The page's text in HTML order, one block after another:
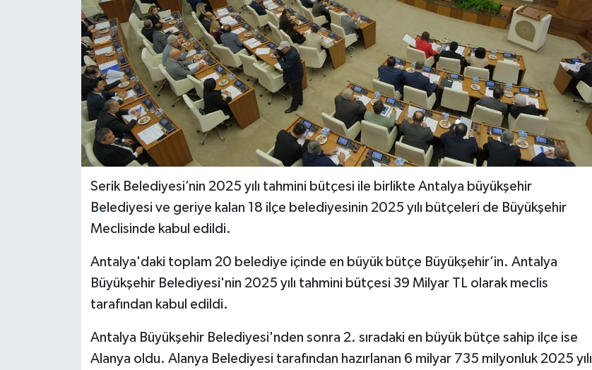
Serik Belediyesi’nin 2025 yılı tahmini bütçesi ile birlikte Antalya büyükşehir
Belediyesi ve geriye kalan 18 ilçe belediyesinin 2025 yılı bütçeleri de Büyükşehir
Meclisinde kabul edildi.
Antalya'daki toplam 20 belediye içinde en büyük bütçe Büyükşehir’in. Antalya
Büyükşehir Belediyesi'nin 2025 yılı tahmini bütçesi 39 Milyar TL olarak meclis
tarafından kabul edildi.
Antalya Büyükşehir Belediyesi'nden sonra 2. sıradaki en büyük bütçe sahip ilçe ise
Alanya oldu. Alanya Belediyesi tarafından hazırlanan 6 milyar 735 milyonluk 2025 yılı